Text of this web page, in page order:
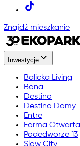
Znajdź mieszkanie
Inwestycje
Balicka Living
Bona
Destino
Destino Domy
Entre
Forma Otwarta
Podedworze 13
Slow City